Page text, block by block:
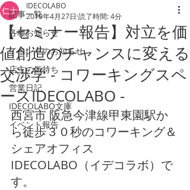
記事一覧
各種お知らせ
イベントのお知らせ
店主の気持ち
営業日記
IDECOLABO文庫
イベント報告
【セミナー報告】対立を価
値創造のチャンスに変える
交渉学 - コワーキングスペ
ースIDECOLABO -
IDECOLABO
2019年4月27日 読了時間: 4分
西宮市 阪急今津線甲東園駅か
ら徒歩３０秒のコワーキング＆
シェアオフィス
IDECOLABO（イデコラボ）で
す。